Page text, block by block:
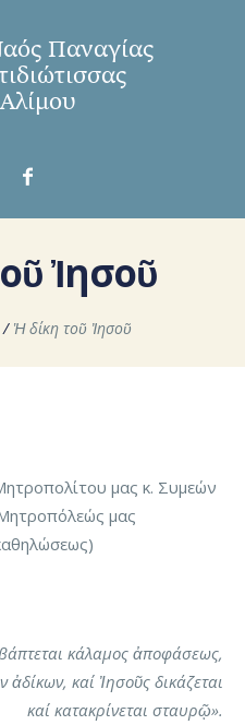
Ἰησοῦ
/ Ἡ δίκη τοῦ Ἰησοῦ
μας κ. Συμεών
μας
κάλαμος ἀποφάσεως,
ἀδίκων, καί Ἰησοῦς δικάζεται
καί κατακρίνεται σταυρῷ».